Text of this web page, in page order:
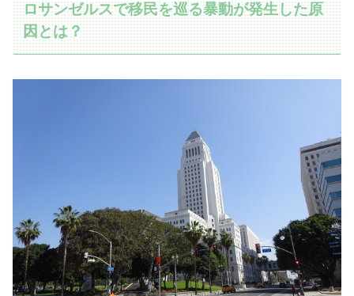
ロサンゼルスで移民を巡る暴動が発生した原
因とは？